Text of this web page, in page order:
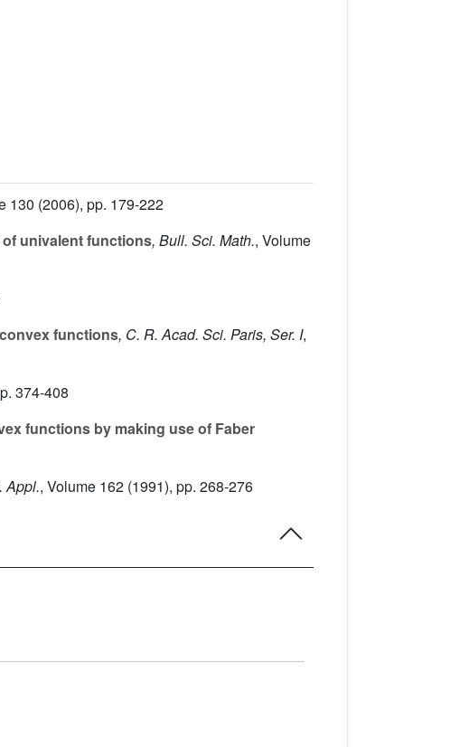
130 (2006), pp. 179-222
univalent functions, Bull. Sci. Math., Volume
functions, C. R. Acad. Sci. Paris, Ser. I,
374-408
functions by making use of Faber
Appl., Volume 162 (1991), pp. 268-276